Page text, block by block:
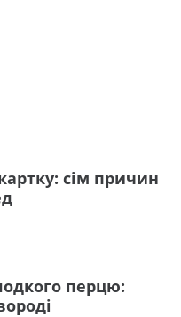
сім причин
перцю: